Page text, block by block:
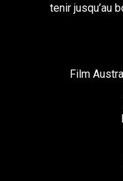
tenir jusqu’au
Film